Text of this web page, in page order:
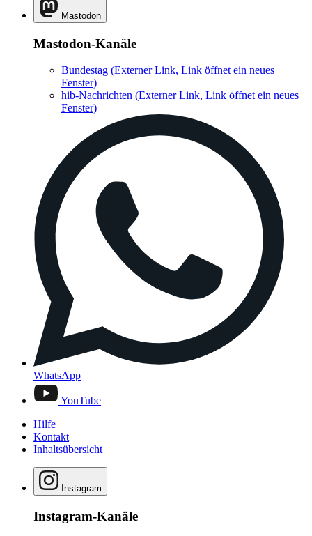
Mastodon
Mastodon-Kanäle
Bundestag (Externer Link, Link öffnet ein neues
Fenster)
hib-Nachrichten (Externer Link, Link öffnet ein neues
Fenster)
WhatsApp
YouTube
Hilfe
Kontakt
Inhaltsübersicht
Instagram
Instagram-Kanäle